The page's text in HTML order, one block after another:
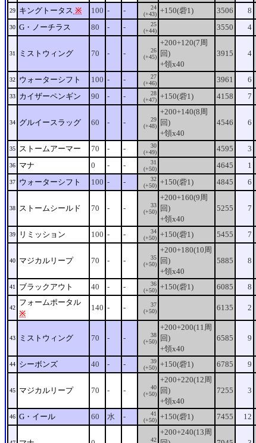
29 キングトータス ※ 100 - -
24
(+43) +150(砦1) 3506 8
30 G・ノーチラス 80 - -
25
(+44)
3550 4
31 ミストウィング 70 - -
26
(+45)
+200+120(7周
回)
+領x40
3915 4
32 ウォーターシフト 100 - -
27
(+46)
3961 6
33 カイザーペンギン 90 - -
28
(+47) +150(砦1) 4158 7
34 グルイースラッグ 60 - -
29
(+48)
+200+140(8周
回)
+領x40
4546 6
35 ストームアーマー 70 - -
30
(+49)
4595 3
36 マナ 0 - -
31
(+50)
4645 1
37 ウォーターシフト 100 - -
32
(+50) +150(砦1) 4845 6
38 ストームシールド 70 - -
33
(+50)
+200+160(9周
回)
+領x40
5255 7
39 リミッション 100 - -
34
(+50) +150(砦1) 5455 7
40 マジカルリープ 70 - -
35
(+50)
+200+180(10周
回)
+領x40
5885 8
41 ブラックアウト 40 - -
36
(+50) +150(砦1) 6085 8
42
フォームポータル
※
140 - -
37
(+50)
6135 2
43 ミストウィング 70 - -
38
(+50)
+200+200(11周
回)
+領x40
6585 9
44 シーボンズ 40 - -
39
(+50) +150(砦1) 6785 9
45 マジカルリープ 70 - -
40
(+50)
+200+220(12周
回)
+領x40
7255 3
46 G・イール 60 水 -
41
(+50) +150(砦1) 7455 12
42
+200+240(13周